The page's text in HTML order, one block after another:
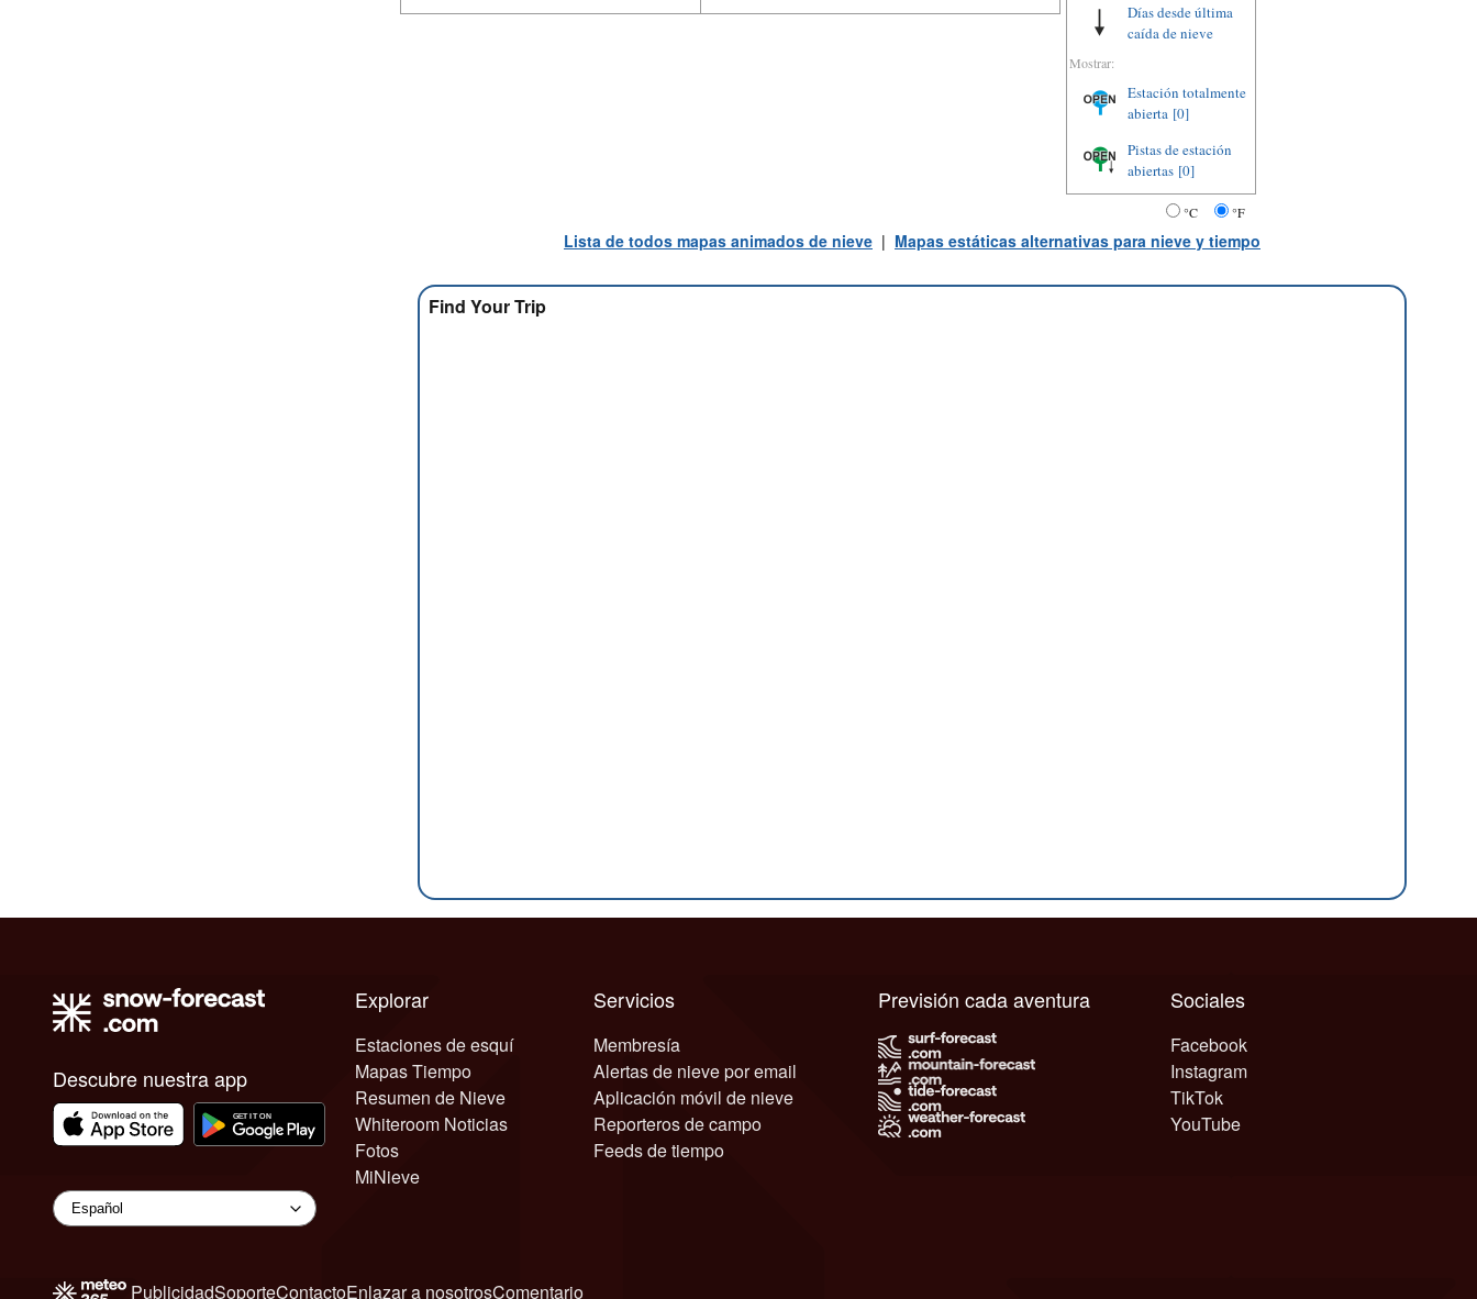
Días desde última
caída de nieve
Mostrar:
Estación totalmente
abierta [0]
Pistas de estación
abiertas [0]
°C °F
Lista de todos mapas animados de nieve | Mapas estáticas alternativas para nieve y tiempo
Find Your Trip
Descubre nuestra app
Explorar
Estaciones de esquí
Mapas Tiempo
Resumen de Nieve
Whiteroom Noticias
Fotos
MiNieve
Servicios
Membresía
Alertas de nieve por email
Aplicación móvil de nieve
Reporteros de campo
Feeds de tiempo
Sociales
Facebook
Instagram
TikTok
YouTube
Previsión cada aventura
PublicidadSoporteContactoEnlazar a nosotrosComentario